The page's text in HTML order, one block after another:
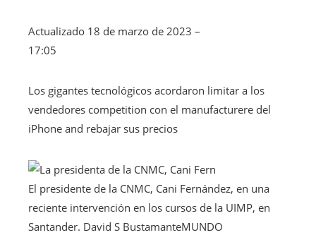
Actualizado 18 de marzo de 2023 –
17:05
Los gigantes tecnológicos acordaron limitar a los
vendedores competition con el manufacturere del
iPhone and rebajar sus precios
El presidente de la CNMC, Cani Fernández, en una
reciente intervención en los cursos de la UIMP, en
Santander. David S BustamanteMUNDO